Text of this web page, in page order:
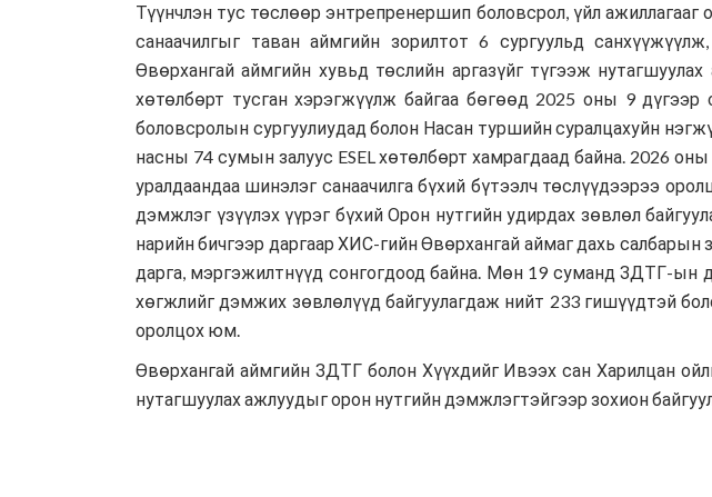
Түүнчлэн тус төслөөр энтрепренершип боловсрол, үйл ажиллагааг
санаачилгыг таван аймгийн зорилтот 6 сургуульд
Өвөрхангай аймгийн хувьд төслийн аргазүйг түгээж
хөтөлбөрт тусган хэрэгжүүлж байгаа бөгөөд 2025 оны 9
боловсролын сургуулиудад болон Насан туршийн суралцахуйн
насны 74 сумын залуус ESEL хөтөлбөрт хамрагдаад байна. 2026
уралдаандаа шинэлэг санаачилга бүхий бүтээлч төслүүдээрээ
дэмжлэг үзүүлэх үүрэг бүхий Орон нутгийн удирдах зөвлөл
нарийн бичгээр даргаар ХИС-гийн Өвөрхангай аймаг дахь
дарга, мэргэжилтнүүд сонгогдоод байна. Мөн 19 суманд ЗДТГ-ын
хөгжлийг дэмжих зөвлөлүүд байгуулагдаж нийт 233 гишүүдтэй
оролцох юм.
Өвөрхангай аймгийн ЗДТГ болон Хүүхдийг Ивээх сан Харилцан
нутагшуулах ажлуудыг орон нутгийн дэмжлэгтэйгээр зохион